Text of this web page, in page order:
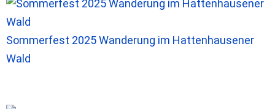
Sommerfest 2025 Wanderung im Hattenhausener
Wald